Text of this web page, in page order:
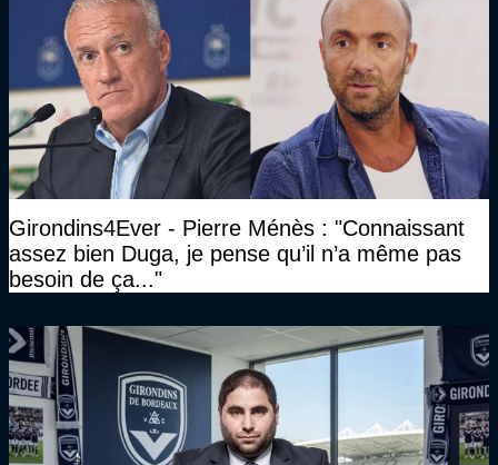
Girondins4Ever - Pierre Ménès : "Connaissant
assez bien Duga, je pense qu’il n’a même pas
besoin de ça..."